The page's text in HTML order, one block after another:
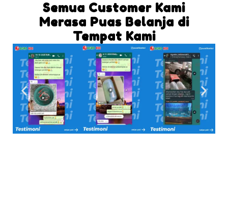
Semua Customer Kami
Merasa Puas Belanja di
Tempat Kami